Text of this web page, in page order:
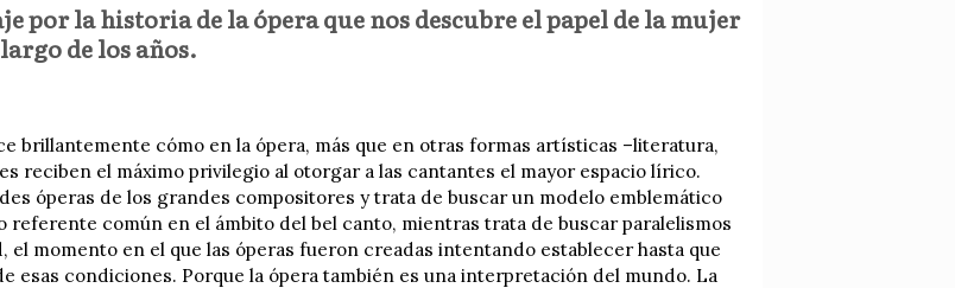
por la historia de la ópera que nos descubre el papel de la mujer
de los años.
brillantemente cómo en la ópera, más que en otras formas artísticas –literatura,
reciben el máximo privilegio al otorgar a las cantantes el mayor espacio lírico.
óperas de los grandes compositores y trata de buscar un modelo emblemático
referente común en el ámbito del bel canto, mientras trata de buscar paralelismos
el momento en el que las óperas fueron creadas intentando establecer hasta que
esas condiciones. Porque la ópera también es una interpretación del mundo. La